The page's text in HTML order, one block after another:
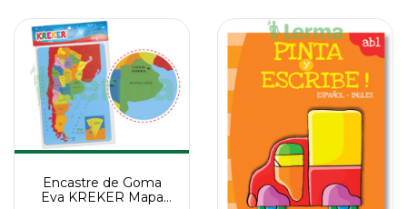
Encastre de Goma
Eva KREKER Mapa